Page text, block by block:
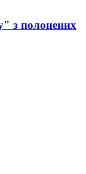
з полонених